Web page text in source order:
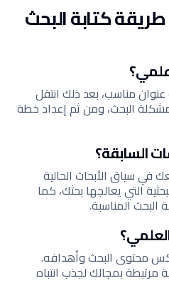
كتابة البحث
مناسب، بعد ذلك انتقل
البحث، ومن ثم إعداد خطة
السابقة؟
في سياق الأبحاث الحالية
التي يعالجها بحثك، كما
المناسبة.
محتوى البحث وأهدافه.
بمجالك لجذب انتباه